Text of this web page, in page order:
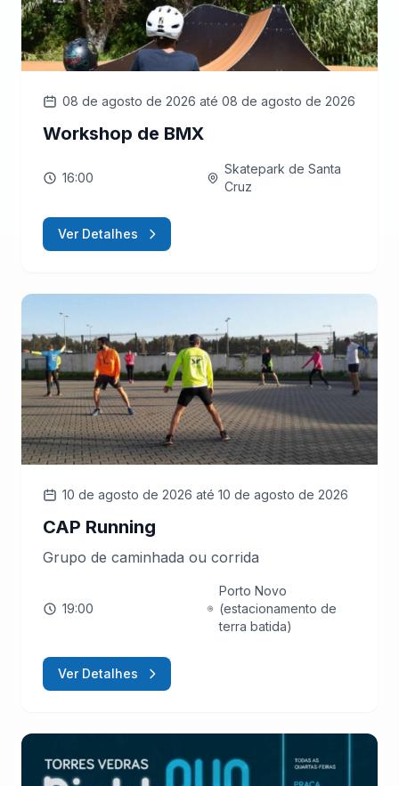
08 de agosto de 2026 até 08 de agosto de 2026
Workshop de BMX
16:00
Skatepark de Santa
Cruz
Ver Detalhes
10 de agosto de 2026 até 10 de agosto de 2026
CAP Running
Grupo de caminhada ou corrida
19:00
Porto Novo
(estacionamento de
terra batida)
Ver Detalhes